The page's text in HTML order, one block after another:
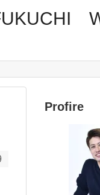
Profire